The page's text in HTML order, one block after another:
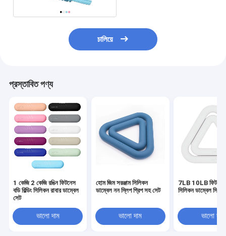
চালিয়ে
প্রস্তাবিত পণ্য
1 কেজি 2 কেজি রঙিন ফিটনেস
বডি বিল্ডিং সিলিকন রাবার ডাম্বেল
সেট
ভালো দাম
হোম জিম সরঞ্জাম সিলিকন
ডাম্বেল নন স্লিপ গ্রিপ সহ সেট
ভালো দাম
7LB 10LB ফিটনেস
সিলিকন ডাম্বেল স্কিন
ভালো দাম